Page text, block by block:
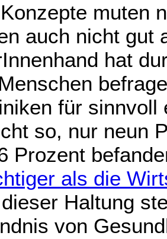
muten
auch nicht gut
hat
für sinnvoll
so, nur neun
Prozent
als die
Haltung
von